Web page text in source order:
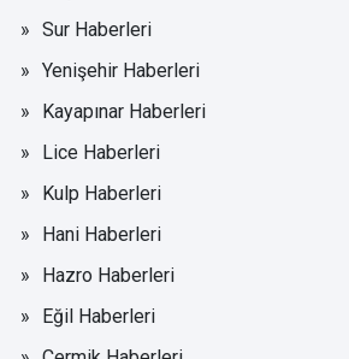
Sur Haberleri
Yenişehir Haberleri
Kayapınar Haberleri
Lice Haberleri
Kulp Haberleri
Hani Haberleri
Hazro Haberleri
Eğil Haberleri